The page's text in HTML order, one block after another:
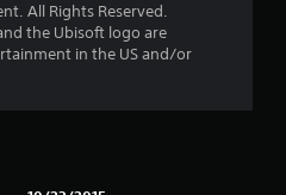
All Rights Reserved.
the Ubisoft logo are
in the US and/or